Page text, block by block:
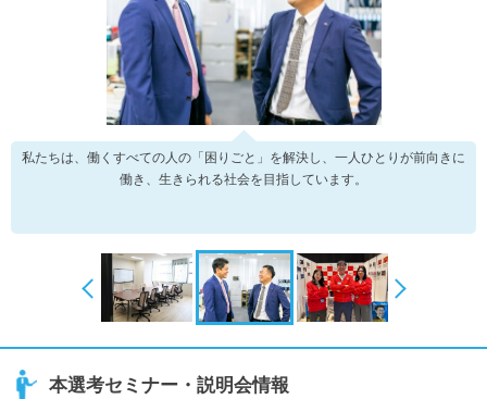
私たちは、働くすべての人の「困りごと」を解決し、一人ひとりが前向きに
働き、生きられる社会を目指しています。
本選考セミナー・説明会情報